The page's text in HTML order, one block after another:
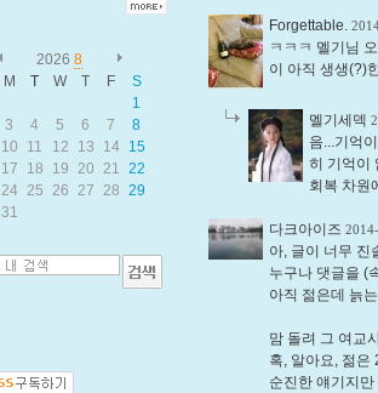
2026 8
M T W T F
S
1
3 4 5 6 7
8
10 11 12 13 14
15
17 18 19 20 21
22
24 25 26 27 28 29
31
Forgettable.
ㅋㅋㅋ 멜기님
이 아직 생생(?)
멜기세덱
음...기억
히 기억이
회복 차원
다크아이즈
아, 글이 너무 진
누구나 댓글을 (
아직 젊은데 늙
맘 돌려 그 여교
혹, 알아요, 젊은
순진한 얘기지